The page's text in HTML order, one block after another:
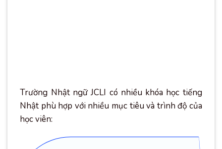
Trường Nhật ngữ JCLI có nhiều khóa học tiếng
Nhật phù hợp với nhiều mục tiêu và trình độ của
học viên: